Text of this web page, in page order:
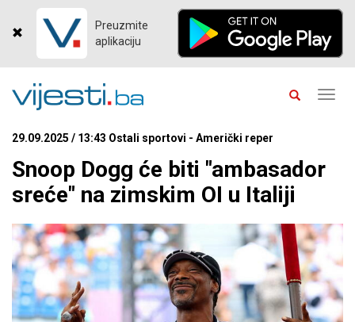
Preuzmite
aplikaciju
29.09.2025 / 13:43 Ostali sportovi - Američki reper
Snoop Dogg će biti "ambasador
sreće" na zimskim OI u Italiji